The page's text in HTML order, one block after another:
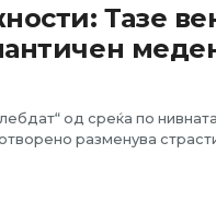
Тазе
од среќа по
разменува